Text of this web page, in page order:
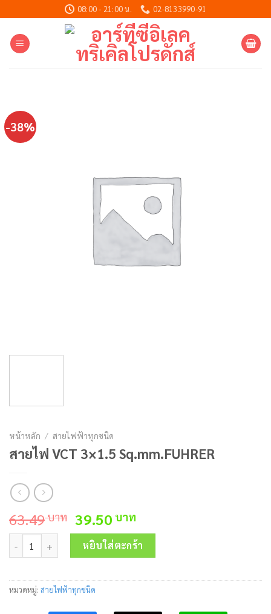
to
content
08:00 - 21:00 น. 02-8133990-91
-38%
หน้าหลัก / สายไฟฟ้าทุกชนิด
สายไฟ VCT 3×1.5 Sq.mm.FUHRER
63.49บาท Original
price
was:
63.49 บาท.
39.50 บาท
price
is:
39.50 บาท.
จำนวน สายไฟ VCT 3x1.5 Sq.mm.FUHRER ชิ้น
หยิบใส่ตะกร้า
หมวดหมู่: สายไฟฟ้าทุกชนิด